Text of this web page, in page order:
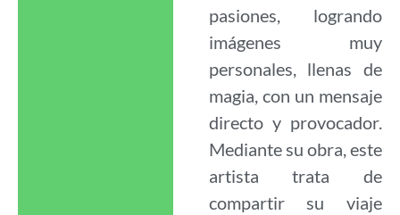
pasiones, logrando
imágenes muy
personales, llenas de
magia, con un mensaje
directo y provocador.
Mediante su obra, este
artista trata de
compartir su viaje